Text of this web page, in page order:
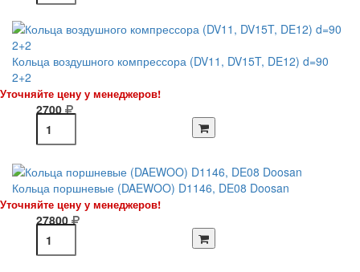
Кольца воздушного компрессора (DV11, DV15T, DE12) d=90
2+2
Уточняйте цену у менеджеров!
2700
Кольца поршневые (DAEWOO) D1146, DE08 Doosan
Уточняйте цену у менеджеров!
27800